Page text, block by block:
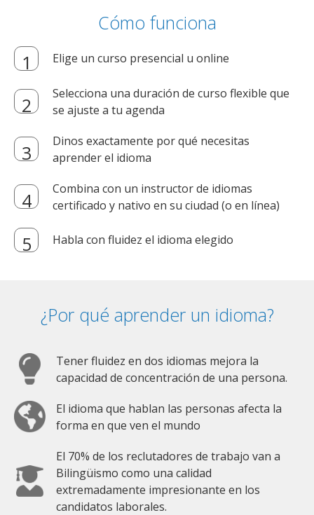
Cómo funciona
Elige un curso presencial u online
Selecciona una duración de curso flexible que
se ajuste a tu agenda
Dinos exactamente por qué necesitas
aprender el idioma
Combina con un instructor de idiomas
certificado y nativo en su ciudad (o en línea)
Habla con fluidez el idioma elegido
¿Por qué aprender un idioma?
Tener fluidez en dos idiomas mejora la
capacidad de concentración de una persona.
El idioma que hablan las personas afecta la
forma en que ven el mundo
El 70% de los reclutadores de trabajo van a
Bilingüismo como una calidad
extremadamente impresionante en los
candidatos laborales.